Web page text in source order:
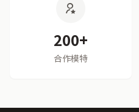
200+
合作模特